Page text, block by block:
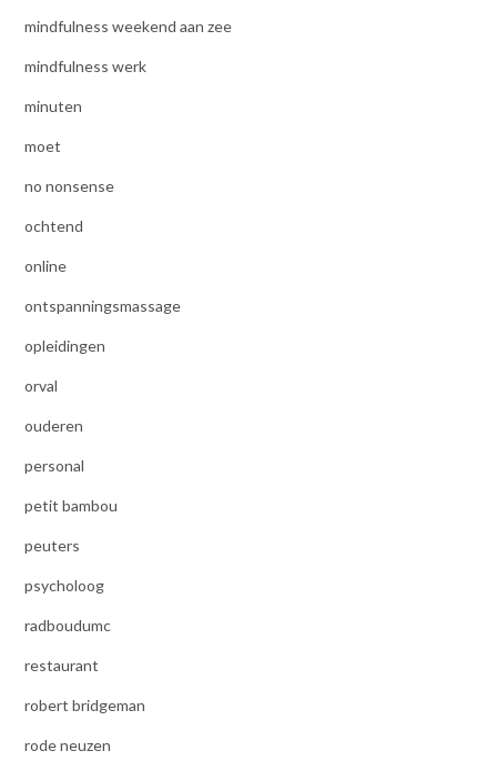
mindfulness weekend aan zee
mindfulness werk
minuten
moet
no nonsense
ochtend
online
ontspanningsmassage
opleidingen
orval
ouderen
personal
petit bambou
peuters
psycholoog
radboudumc
restaurant
robert bridgeman
rode neuzen